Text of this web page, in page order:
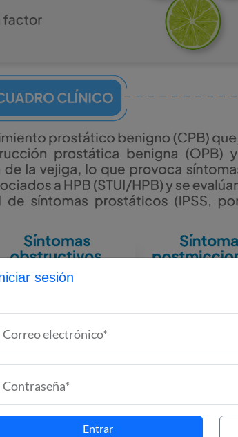
sesión
Correo electrónico*
Contraseña*
Entrar